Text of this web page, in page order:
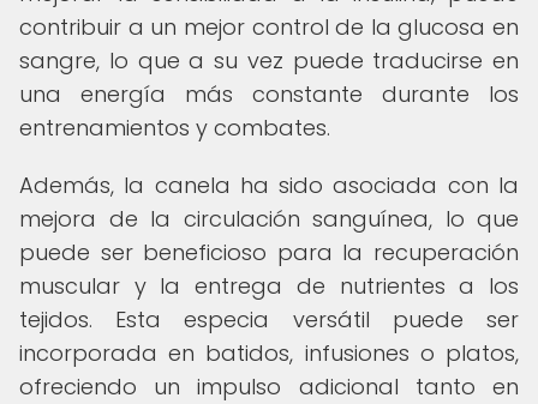
contribuir a un mejor control de la glucosa en
sangre, lo que a su vez puede traducirse en
una energía más constante durante los
entrenamientos y combates.
Además, la canela ha sido asociada con la
mejora de la circulación sanguínea, lo que
puede ser beneficioso para la recuperación
muscular y la entrega de nutrientes a los
tejidos. Esta especia versátil puede ser
incorporada en batidos, infusiones o platos,
ofreciendo un impulso adicional tanto en